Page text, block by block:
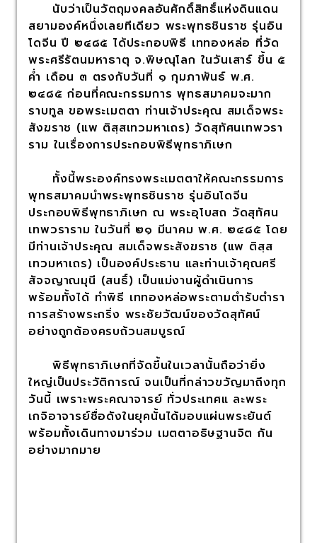
นับว่าเป็นวัตถุมงคลอันศักดิ์สิทธิ์แห่งดินแดน
สยามองค์หนึ่งเลยทีเดียว พระพุทธชินราช รุ่นอิน
โดจีน ปี ๒๔๘๕ ได้ประกอบพิธี เททองหล่อ ที่วัด
พระศรีรัตนมหาธาตุ จ.พิษณุโลก ในวันเสาร์ ขึ้น ๕
ค่ำ เดือน ๓ ตรงกับวันที่ ๑ กุมภาพันธ์ พ.ศ.
๒๔๘๕ ก่อนที่คณะกรรมการ พุทธสมาคมจะมาก
ราบทูล ขอพระเมตตา ท่านเจ้าประคุณ สมเด็จพระ
สังฆราช (แพ ติสฺสเทวมหาเถร) วัดสุทัศนเทพวรา
ราม ในเรื่องการประกอบพิธีพุทธาภิเษก
ทั้งนี้พระองค์ทรงพระเมตตาให้คณะกรรมการ
พุทธสมาคมนำพระพุทธชินราช รุ่นอินโดจีน
ประกอบพิธีพุทธาภิเษก ณ พระอุโบสถ วัดสุทัศน
เทพวราราม ในวันที่ ๒๑ มีนาคม พ.ศ. ๒๔๘๕ โดย
มีท่านเจ้าประคุณ สมเด็จพระสังฆราช (แพ ติสฺส
เทวมหาเถร) เป็นองค์ประธาน และท่านเจ้าคุณศรี
สัจจญาณมุนี (สนธิ์) เป็นแม่งานผู้ดำเนินการ
พร้อมทั้งได้ ทำพิธี เททองหล่อพระตามตำรับตำรา
การสร้างพระกริ่ง พระชัยวัฒน์ของวัดสุทัศน์
อย่างถูกต้องครบถ้วนสมบูรณ์
พิธีพุทธาภิเษกที่จัดขึ้นในเวลานั้นถือว่ายิ่ง
ใหญ่เป็นประวัติการณ์ จนเป็นที่กล่าวขวัญมาถึงทุก
วันนี้ เพราะพระคณาจารย์ ทั่วประเทศแ ละพระ
เกจิอาจารย์ชื่อดังในยุคนั้นได้มอบแผ่นพระยันต์
พร้อมทั้งเดินทางมาร่วม เมตตาอธิษฐานจิต กัน
อย่างมากมาย